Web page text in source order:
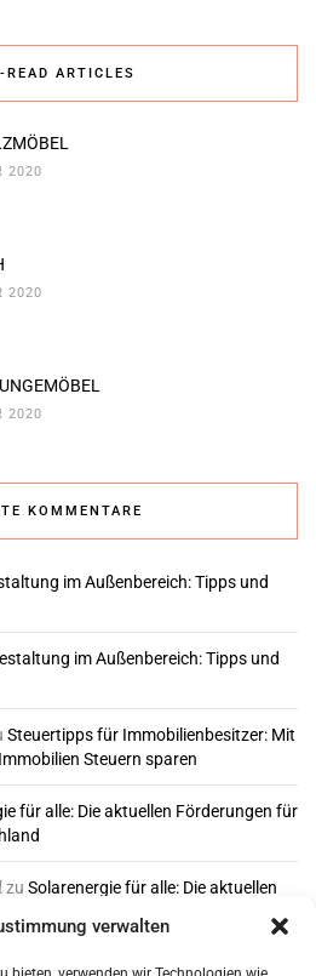
verwalten
READ ARTICLES
2020
2020
2020
KOMMENTARE
im Außenbereich: Tipps und
im Außenbereich: Tipps und
Steuertipps für Immobilienbesitzer: Mit
Steuern sparen
für alle: Die aktuellen Förderungen für
zu Solarenergie für alle: Die aktuellen